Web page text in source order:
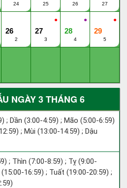
24 25 26 27
26
2
●
27
3
●
28
4
●
29
5
NGÀY 3 THÁNG 6
; Dần (3:00-4:59) ; Mão (5:00-6:59)
; Mùi (13:00-14:59) ; Dậu
; Thìn (7:00-8:59) ; Tỵ (9:00-
16:59) ; Tuất (19:00-20:59) ;